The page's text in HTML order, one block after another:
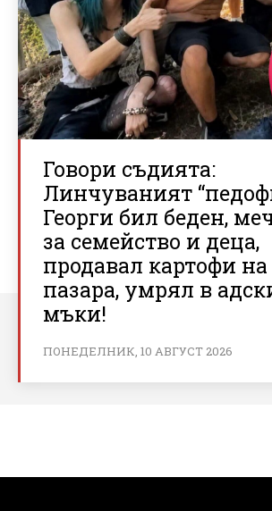
Говори съдията:
Линчуваният
Георги бил беден,
за семейство и деца,
продавал картофи на
пазара, умрял в
мъки!
ПОНЕДЕЛНИК, 10 АВГУСТ 2026